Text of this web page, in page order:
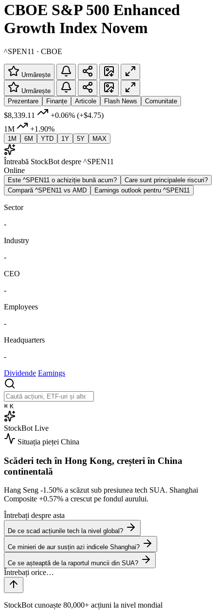
CBOE S&P 500 Enhanced
Growth Index Novem
^SPEN11 · CBOE
Urmărește
Urmărește
Prezentare
Finanțe Articole Flash News Comunitate
$8,339.11 +0.06% (+$4.75)
1M
+1.90%
1M 6M YTD 1Y 5Y MAX
Întreabă StockBot despre ^SPEN11
Online
Este ^SPEN11 o achiziție bună acum?
Care sunt principalele riscuri?
Compară ^SPEN11 vs AMD
Earnings outlook pentru ^SPEN11
Sector
-
Industry
-
CEO
-
Employees
-
Headquarters
-
Dividende Earnings
⌘ K
StockBot Live
Situația pieței China
Scăderi tech în Hong Kong, creșteri în China
continentală
Hang Seng -1.50% a scăzut sub presiunea tech SUA. Shanghai
Composite +0.57% a crescut pe fondul aurului.
Întrebați despre asta
De ce scad acțiunile tech la nivel global?
Ce minieri de aur susțin azi indicele Shanghai?
Ce se așteaptă de la raportul muncii din SUA?
StockBot cunoaște 80,000+ acțiuni la nivel mondial